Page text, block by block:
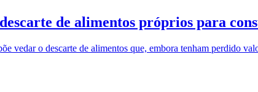
de alimentos próprios para
vedar o descarte de alimentos que, embora tenham perdido